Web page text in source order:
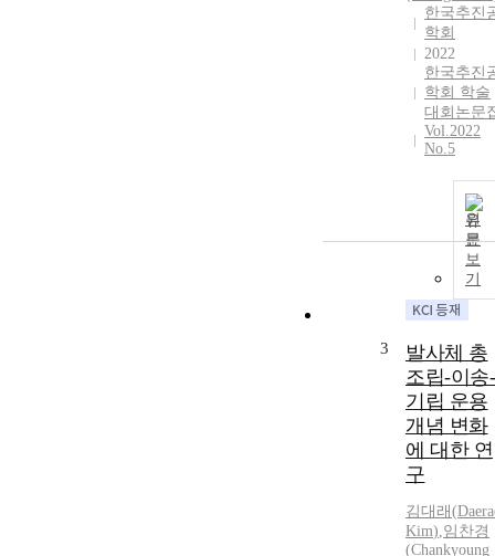
한국추진
학회
2022
한국추진
학회 학술
대회논문
Vol.2022
No.5
원
문
보
기
3
발사체 총
조립-이송-
기립 운용
개념 변화
에 대한 연
구
김대래 (
Kim),임찬경
(Chankyoung